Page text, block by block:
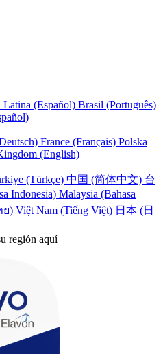
Latina (Español) Brasil (Português)
France (Français) Polska
(English)
(Türkçe) 中国 (简体中文) 台
Indonesia) Malaysia (Bahasa
ย) Việt Nam (Tiếng Việt) 日本 (日
región aquí